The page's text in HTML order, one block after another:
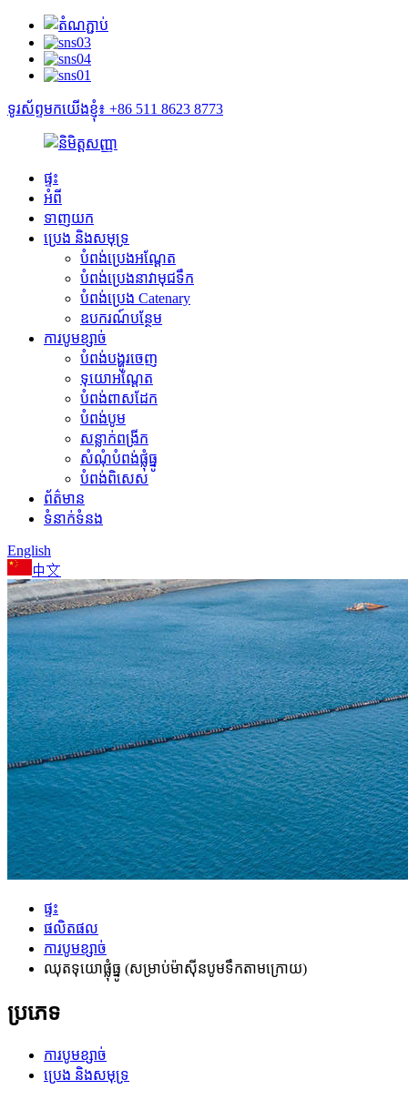
ទូរស័ព្ទមកយើងខ្ញុំ៖ +86 511 8623 8773
ផ្ទះ
អំពី
ទាញយក
ប្រេង និងសមុទ្រ
បំពង់ប្រេងអណ្តែត
បំពង់ប្រេងនាវាមុជទឹក
បំពង់ប្រេង Catenary
ឧបករណ៍បន្ថែម
ការបូមខ្សាច់
បំពង់បង្ហូរចេញ
ទុយោអណ្តែត
បំពង់ពាសដែក
បំពង់បូម
សន្លាក់ពង្រីក
សំណុំបំពង់ផ្លុំធ្នូ
បំពង់ពិសេស
ព័ត៌មាន
ទំនាក់ទំនង
English
中文
ផ្ទះ
ផលិតផល
ការបូមខ្សាច់
ឈុតទុយោផ្លុំធ្នូ (សម្រាប់ម៉ាស៊ីនបូមទឹកតាមក្រោយ)
ប្រភេទ
ការបូមខ្សាច់
ប្រេង និងសមុទ្រ